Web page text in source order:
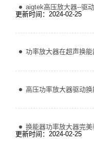
aigtek高压放大器--驱
更新时间：2024-02-25
功率放大器在超声换
高压功率放大器驱动换
换能器功率放大器完
更新时间：2024-02-25